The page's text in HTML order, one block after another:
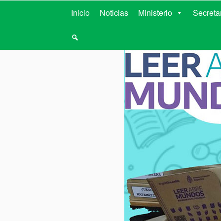
MINISTERIO
Inicio Noticias Ministerio